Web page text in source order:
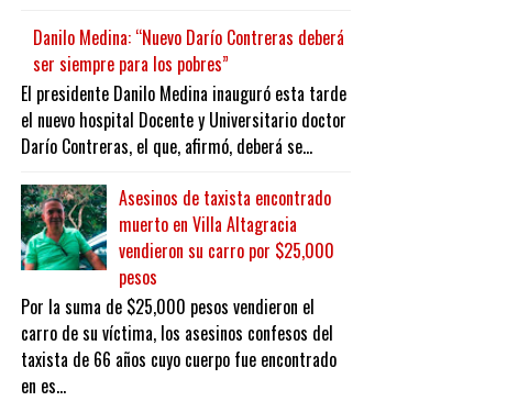
Danilo Medina: “Nuevo Darío Contreras deberá
ser siempre para los pobres”
El presidente Danilo Medina inauguró esta tarde
el nuevo hospital Docente y Universitario doctor
Darío Contreras, el que, afirmó, deberá se...
Asesinos de taxista encontrado
muerto en Villa Altagracia
vendieron su carro por $25,000
pesos
Por la suma de $25,000 pesos vendieron el
carro de su víctima, los asesinos confesos del
taxista de 66 años cuyo cuerpo fue encontrado
en es...